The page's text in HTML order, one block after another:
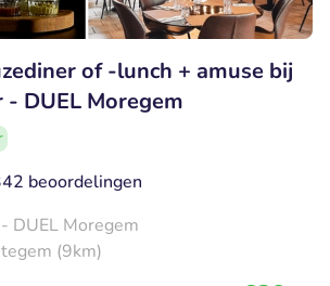
of -lunch + amuse bij
- DUEL Moregem
beoordelingen
DUEL Moregem
(9km)